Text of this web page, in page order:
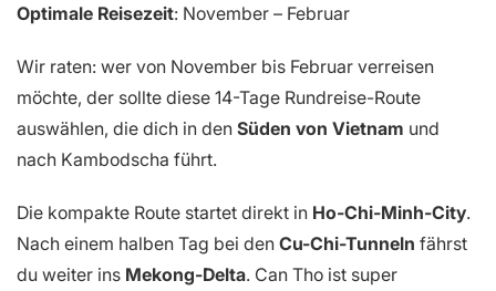
Optimale Reisezeit: November – Februar
Wir raten: wer von November bis Februar verreisen
möchte, der sollte diese 14-Tage Rundreise-Route
auswählen, die dich in den Süden von Vietnam und
nach Kambodscha führt.
Die kompakte Route startet direkt in Ho-Chi-Minh-City.
Nach einem halben Tag bei den Cu-Chi-Tunneln fährst
du weiter ins Mekong-Delta. Can Tho ist super